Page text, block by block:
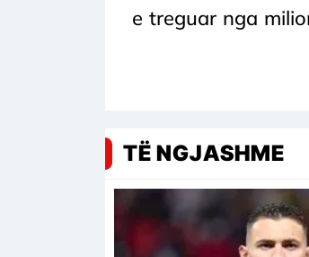
e treguar nga
TË NGJASHME